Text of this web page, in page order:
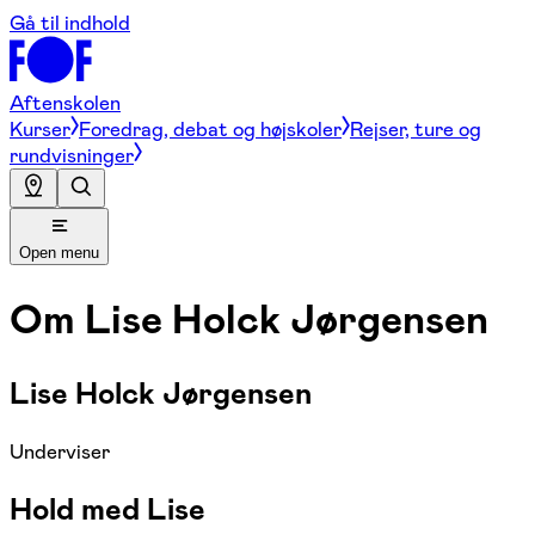
Gå til indhold
Aftenskolen
Kurser Foredrag, debat og højskoler Rejser, ture og
rundvisninger
Open menu
Om Lise Holck Jørgensen
Lise Holck Jørgensen
Underviser
Hold med Lise